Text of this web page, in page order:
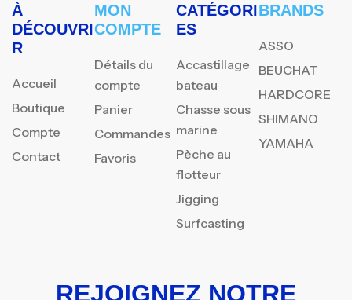
À
DÉCOUVRI
R
Accueil
Boutique
Compte
Contact
MON
COMPTE
Détails du
compte
Panier
Commandes
Favoris
CATÉGORI
ES
Accastillage
bateau
Chasse sous
marine
Pèche au
flotteur
Jigging
Surfcasting
BRANDS
ASSO
BEUCHAT
HARDCORE
SHIMANO
YAMAHA
REJOIGNEZ NOTRE